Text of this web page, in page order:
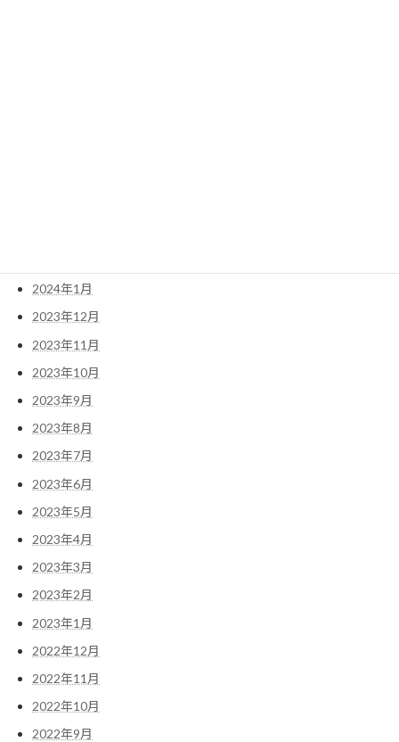
2024年1月
2023年12月
2023年11月
2023年10月
2023年9月
2023年8月
2023年7月
2023年6月
2023年5月
2023年4月
2023年3月
2023年2月
2023年1月
2022年12月
2022年11月
2022年10月
2022年9月